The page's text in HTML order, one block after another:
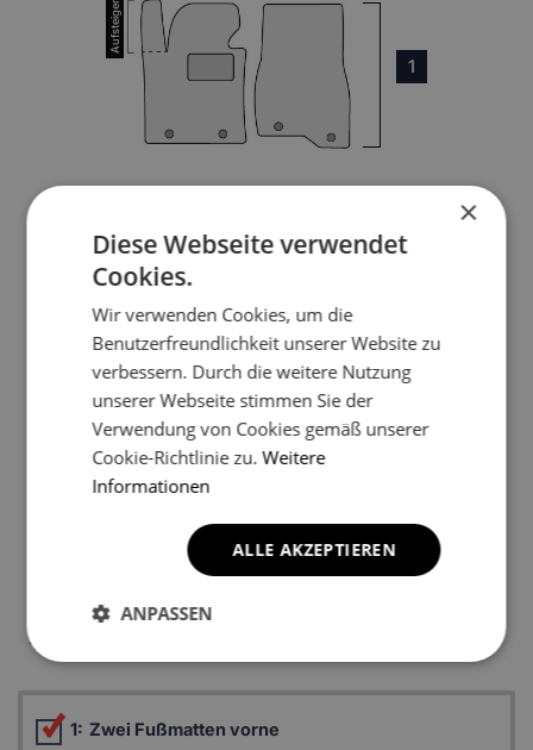
1
3
4
*Ein Beispielfoto. Das Finalprodukt kann sich abhängig vom
Autofußboden unterscheiden.
1: Zwei Fußmatten vorne
×
Diese Webseite verwendet
Cookies.
Wir verwenden Cookies, um die
Benutzerfreundlichkeit unserer Website zu
verbessern. Durch die weitere Nutzung
unserer Webseite stimmen Sie der
Verwendung von Cookies gemäß unserer
Cookie-Richtlinie zu.Weitere
Informationen
ALLE AKZEPTIEREN
ANPASSEN